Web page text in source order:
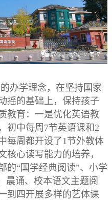
办学理念，在坚持国家
摇的基础上，保持孩子
教育：一是优化英语教
初中每周7节英语课和2
每周都开设了1节外教体
核心读写能力的培养，
的“国学经典阅读”、小学
晨诵、校本语文主题阅
到四开展多样的艺体课